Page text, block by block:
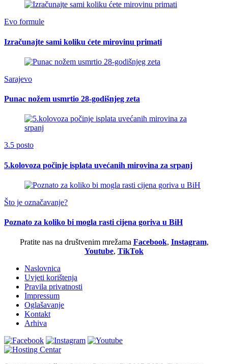
Evo formule
Izračunajte sami koliku ćete mirovinu primati
Sarajevo
Punac nožem usmrtio 28-godišnjeg zeta
3.5 posto
5.kolovoza počinje isplata uvećanih mirovina za srpanj
Što je označavanje?
Poznato za koliko bi mogla rasti cijena goriva u BiH
Pratite nas na društvenim mrežama Facebook, Instagram,
Youtube, TikTok
Naslovnica
Uvjeti korištenja
Pravila privatnosti
Impressum
Oglašavanje
Kontakt
Arhiva